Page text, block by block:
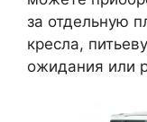
за отдельную
кресла,
ожидания или